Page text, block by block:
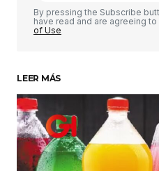
Comentario *
Su nombre*
Tu correo electrónico*
By pressing the Subscribe
have read and are agreeing to
of Use
LEER MÁS